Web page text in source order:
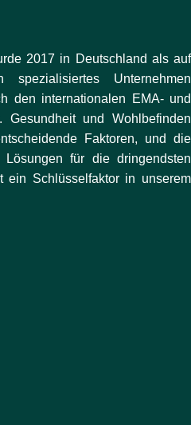
2017 in Deutschland als auf
spezialisiertes Unternehmen
den internationalen EMA- und
Gesundheit und Wohlbefinden
Faktoren, und die
für die dringendsten
ein Schlüsselfaktor in unserem